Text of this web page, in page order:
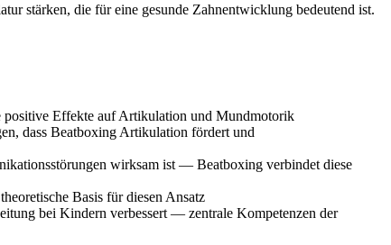
stärken, die für eine gesunde Zahnentwicklung bedeutend ist.
positive Effekte auf Artikulation und Mundmotorik
dass Beatboxing Artikulation fördert und
wirksam ist — Beatboxing verbindet diese
Basis für diesen Ansatz
bei Kindern verbessert — zentrale Kompetenzen der